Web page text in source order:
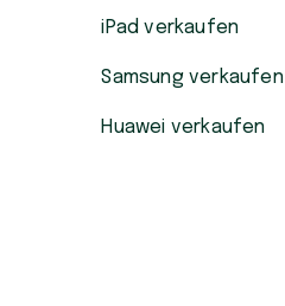
iPad verkaufen
Samsung verkaufen
Huawei verkaufen